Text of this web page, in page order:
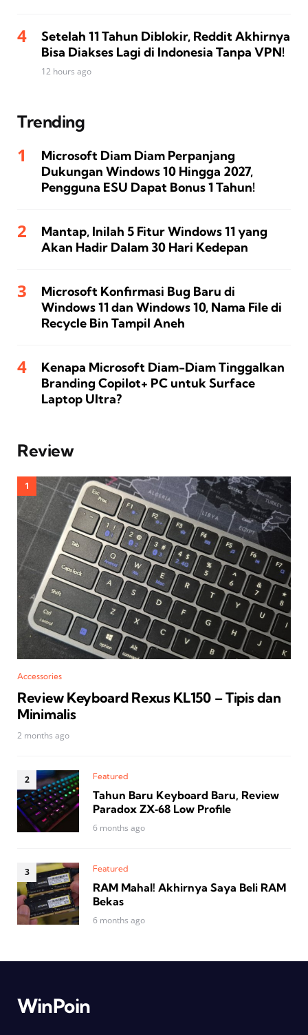
Setelah 11 Tahun Diblokir, Reddit Akhirnya
Bisa Diakses Lagi di Indonesia Tanpa VPN!
12 hours ago
Trending
Microsoft Diam Diam Perpanjang
Dukungan Windows 10 Hingga 2027,
Pengguna ESU Dapat Bonus 1 Tahun!
Mantap, Inilah 5 Fitur Windows 11 yang
Akan Hadir Dalam 30 Hari Kedepan
Microsoft Konfirmasi Bug Baru di
Windows 11 dan Windows 10, Nama File di
Recycle Bin Tampil Aneh
Kenapa Microsoft Diam-Diam Tinggalkan
Branding Copilot+ PC untuk Surface
Laptop Ultra?
Review
Accessories
Review Keyboard Rexus KL150 – Tipis dan
Minimalis
2 months ago
Featured
Tahun Baru Keyboard Baru, Review
Paradox ZX‑68 Low Profile
6 months ago
Featured
RAM Mahal! Akhirnya Saya Beli RAM
Bekas
6 months ago
WinPoin